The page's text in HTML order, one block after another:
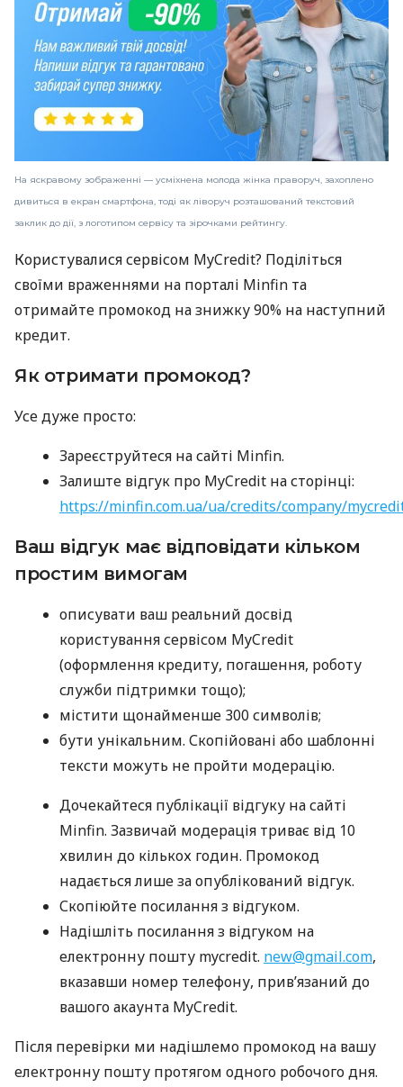
На яскравому зображенні — усміхнена молода жінка праворуч, захоплено
дивиться в екран смартфона, тоді як ліворуч розташований текстовий
заклик до дії, з логотипом сервісу та зірочками рейтингу.
Користувалися сервісом MyCredit? Поділіться
своїми враженнями на порталі Minfin та
отримайте промокод на знижку 90% на наступний
кредит.
Як отримати промокод?
Усе дуже просто:
Зареєструйтеся на сайті Minfin.
Залиште відгук про MyCredit на сторінці:
https://minfin.com.ua/ua/credits/company/
Ваш відгук має відповідати кільком
простим вимогам
описувати ваш реальний досвід
користування сервісом MyCredit
(оформлення кредиту, погашення, роботу
служби підтримки тощо);
містити щонайменше 300 символів;
бути унікальним. Скопійовані або шаблонні
тексти можуть не пройти модерацію.
Дочекайтеся публікації відгуку на сайті
Minfin. Зазвичай модерація триває від 10
хвилин до кількох годин. Промокод
надається лише за опублікований відгук.
Скопіюйте посилання з відгуком.
Надішліть посилання з відгуком на
електронну пошту mycredit. new@gmail.com,
вказавши номер телефону, прив’язаний до
вашого акаунта MyCredit.
Після перевірки ми надішлемо промокод на вашу
електронну пошту протягом одного робочого дня.